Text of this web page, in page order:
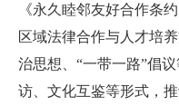
《永久睦邻友好合作条
区域法律合作与人才培
治思想、“一带一路”倡
访、文化互鉴等形式，